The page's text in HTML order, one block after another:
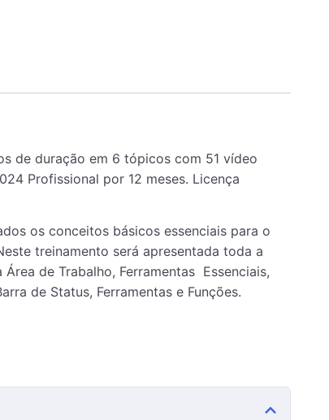
de duração em 6 tópicos com 51 vídeo
Profissional por 12 meses. Licença
os conceitos básicos essenciais para o
treinamento será apresentada toda a
de Trabalho, Ferramentas Essenciais,
de Status, Ferramentas e Funções.